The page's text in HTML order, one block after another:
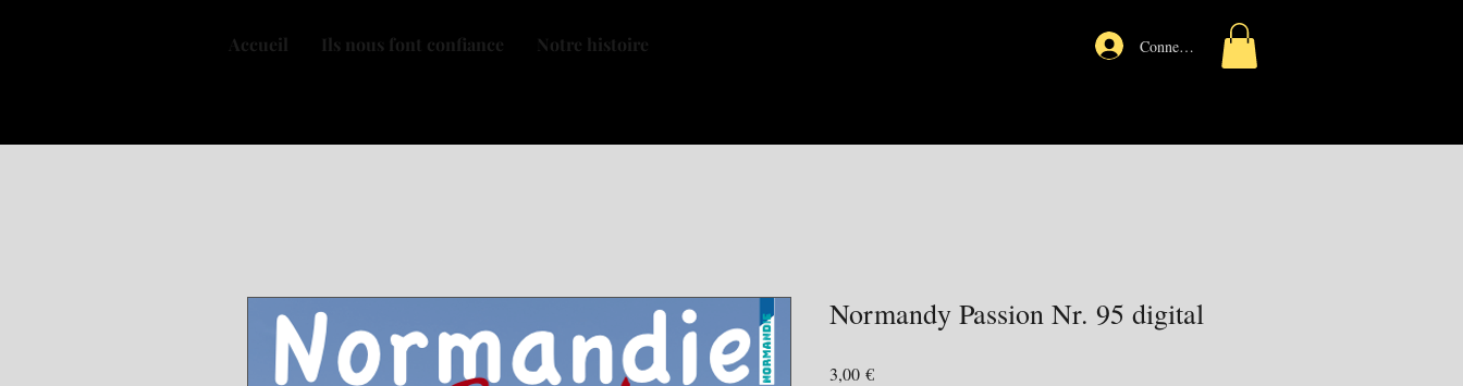
Accueil Ils nous font confiance Notre histoire Connexion
Normandy Passion Nr. 95 digital
3,00 €Preis